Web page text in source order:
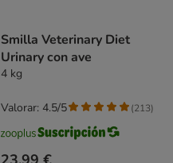
Smilla Veterinary Diet
Urinary con ave
4 kg
Valorar: 4.5/5 (213)